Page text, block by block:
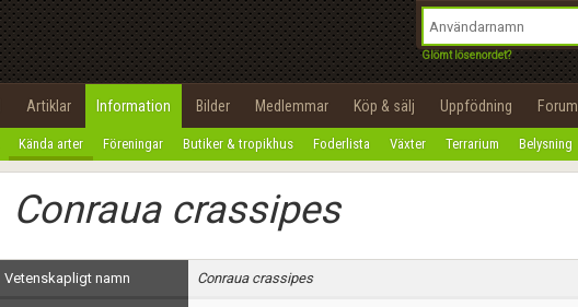
Glömt lösenordet?
Artiklar Information Bilder Medlemmar Köp & sälj Uppfödning Forum
Kända arter Föreningar Butiker & tropikhus Foderlista Växter Terrarium Belysning
Conraua crassipes
Vetenskapligt namn Conraua crassipes
Utför
100%
OK
integritetspolicy
Namn:
Epost:
Användarnamn:
Lösenord:
Privacy Policy
Terms of Service
Begär nytt lösenord
Tillbaka till förstasidan